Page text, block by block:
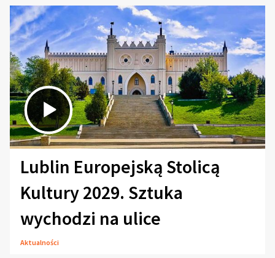
Lublin Europejską Stolicą
Kultury 2029. Sztuka
wychodzi na ulice
Aktualności